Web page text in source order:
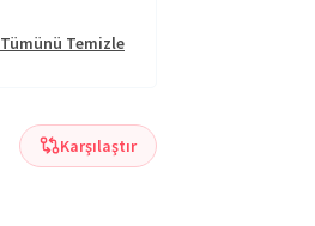
Tümünü Temizle
Karşılaştır